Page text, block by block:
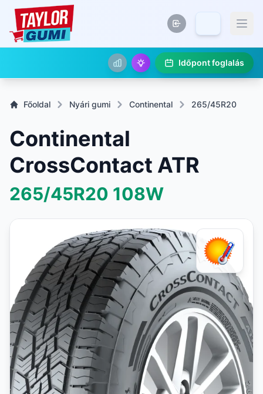
Időpont foglalás
Főoldal Nyári gumi Continental 265/45R20
Continental
CrossContact ATR
265/45R20 108W